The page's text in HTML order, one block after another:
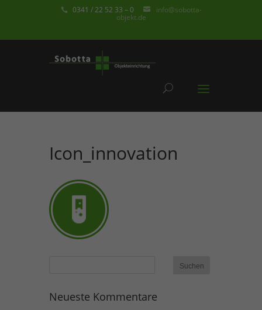
0341 / 22 52 33 – 0 info@sobotta-
objekt.de
Icon_innovation
Neueste Kommentare